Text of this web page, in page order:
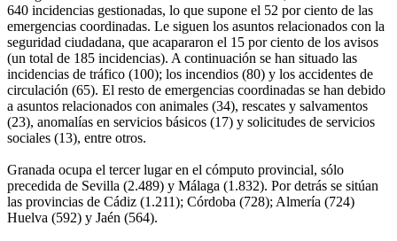
640 incidencias gestionadas, lo que supone el 52 por ciento de las
emergencias coordinadas. Le siguen los asuntos relacionados con la
seguridad ciudadana, que acapararon el 15 por ciento de los avisos
(un total de 185 incidencias). A continuación se han situado las
incidencias de tráfico (100); los incendios (80) y los accidentes de
circulación (65). El resto de emergencias coordinadas se han debido
a asuntos relacionados con animales (34), rescates y salvamentos
(23), anomalías en servicios básicos (17) y solicitudes de servicios
sociales (13), entre otros.
Granada ocupa el tercer lugar en el cómputo provincial, sólo
precedida de Sevilla (2.489) y Málaga (1.832). Por detrás se sitúan
las provincias de Cádiz (1.211); Córdoba (728); Almería (724)
Huelva (592) y Jaén (564).